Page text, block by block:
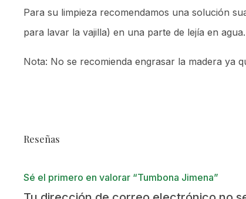
Para su limpieza recomendamos una solución
para lavar la vajilla) en una parte de lejía en agua.
Nota: No se recomienda engrasar la madera ya
Reseñas
Sé el primero en valorar “Tumbona Jimena”